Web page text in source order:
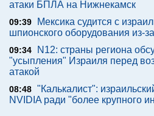
атаки БПЛА на Нижнекамск
09:39
Мексика судится с
шпионского оборудования из-
09:34
N12: страны региона
"усыпления" Израиля перед
атакой
08:48 "Калькалист":
NVIDIA ради "более крупного